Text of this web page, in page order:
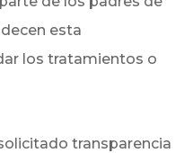
esta
los tratamientos o
transparencia